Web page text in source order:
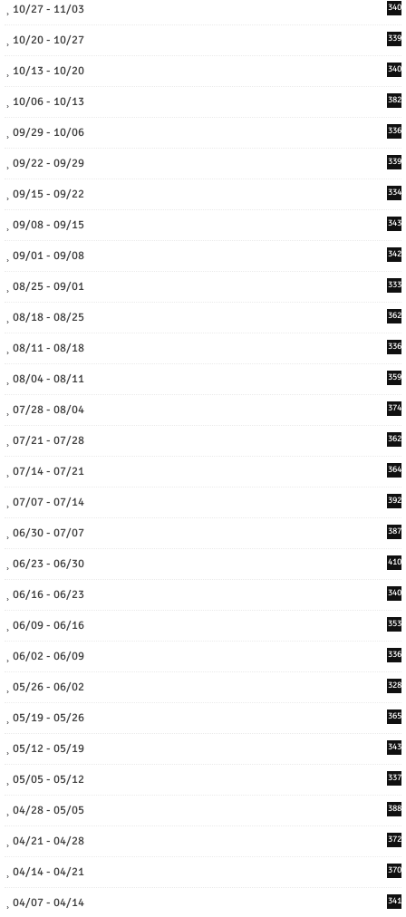
10/27 - 11/03 340
10/20 - 10/27 339
10/13 - 10/20 340
10/06 - 10/13 382
09/29 - 10/06 336
09/22 - 09/29 339
09/15 - 09/22 334
09/08 - 09/15 343
09/01 - 09/08 342
08/25 - 09/01 333
08/18 - 08/25 362
08/11 - 08/18 336
08/04 - 08/11 359
07/28 - 08/04 374
07/21 - 07/28 362
07/14 - 07/21 364
07/07 - 07/14 392
06/30 - 07/07 387
06/23 - 06/30 410
06/16 - 06/23 340
06/09 - 06/16 353
06/02 - 06/09 336
05/26 - 06/02 328
05/19 - 05/26 365
05/12 - 05/19 343
05/05 - 05/12 337
04/28 - 05/05 388
04/21 - 04/28 372
04/14 - 04/21 370
04/07 - 04/14 341